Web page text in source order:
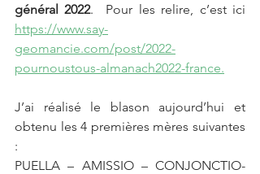
général 2022
https://www.say-
geomancie.com/post/2022-
pournoustous-almanach2022-france.
J’ai réalisé le blason aujourd’hui et
obtenu les 4 premières mères suivantes
:
PUELLA – AMISSIO – CONJONCTIO-